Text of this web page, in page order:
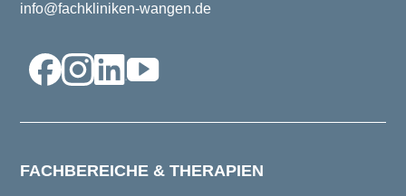
info@fachkliniken-wangen.de
FACHBEREICHE & THERAPIEN